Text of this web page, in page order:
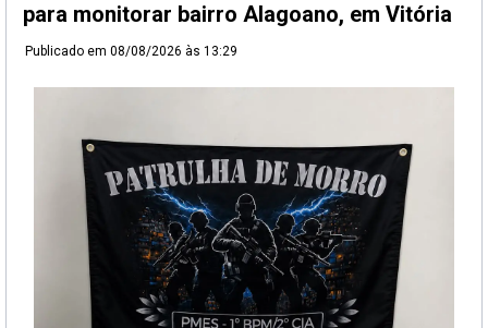
para monitorar bairro Alagoano, em Vitória
Publicado em 08/08/2026 às 13:29